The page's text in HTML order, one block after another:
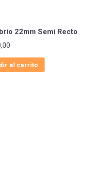
22mm Semi Recto
al carrito